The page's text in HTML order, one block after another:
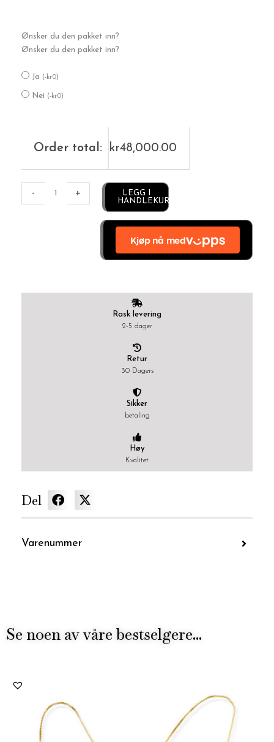
Ønsker du den pakket inn?
Ønsker du den pakket inn?
Ja (-kr0)
Nei (-kr0)
Order total: kr48,000.00
-
0,75ct
tw-
luksus
i
+
LEGG I
HANDLEKURV
Rask levering
2-5 dager
Retur
30 Dagers
Sikker
betaling
Høy
Kvalitet
Del
Varenummer
Se noen av våre bestselgere...